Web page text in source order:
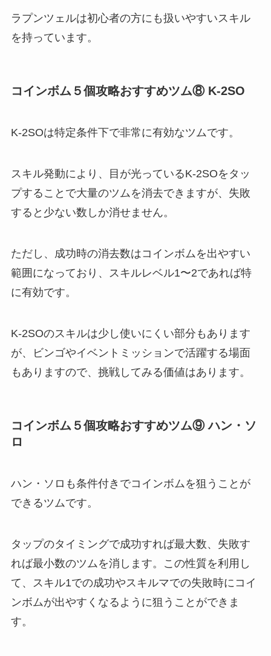
ラプンツェルは初心者の方にも扱いやすいスキル
を持っています​。
コインボム５個攻略おすすめツム⑧ K-2SO
K-2SOは特定条件下で非常に有効なツムです。
スキル発動により、目が光っているK-2SOをタッ
プすることで大量のツムを消去できますが、失敗
すると少ない数しか消せません。
ただし、成功時の消去数はコインボムを出やすい
範囲になっており、スキルレベル1〜2であれば特
に有効です。
K-2SOのスキルは少し使いにくい部分もあります
が、ビンゴやイベントミッションで活躍する場面
もありますので、挑戦してみる価値はあります。
コインボム５個攻略おすすめツム⑨ ハン・ソ
ロ
ハン・ソロも条件付きでコインボムを狙うことが
できるツムです。
タップのタイミングで成功すれば最大数、失敗す
れば最小数のツムを消します。この性質を利用し
て、スキル1での成功やスキルマでの失敗時にコイ
ンボムが出やすくなるように狙うことができま
す。